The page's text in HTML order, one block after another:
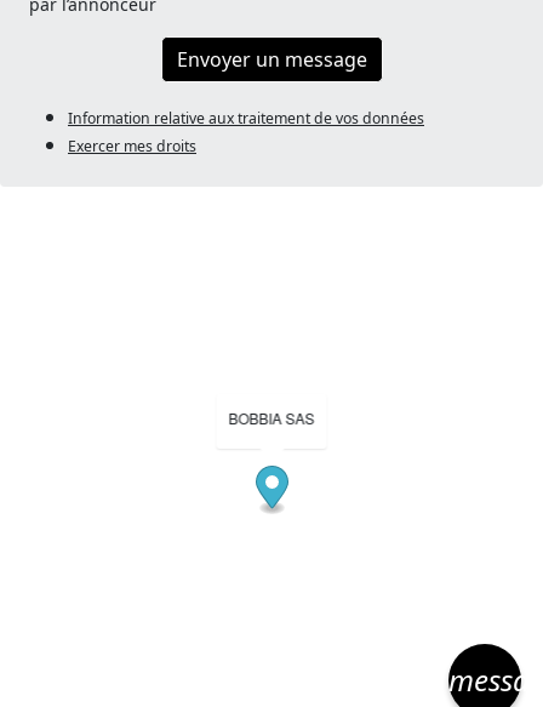
Envoyer un message
Information relative aux traitement de vos données
Exercer mes droits
BOBBIA SAS